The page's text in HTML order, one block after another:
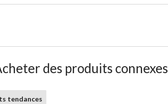
des produits connexes
tendances